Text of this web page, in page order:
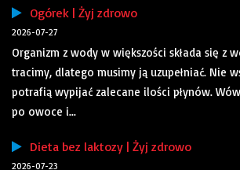
Ogórek | Żyj zdrowo
2026-07-27
Organizm z wody w większości składa się z
tracimy, dlatego musimy ją uzupełniać. Nie
potrafią wypijać zalecane ilości płynów.
po owoce i...
Dieta bez laktozy | Żyj zdrowo
2026-07-23